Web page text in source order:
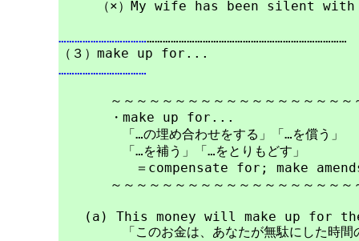
………………………………………………………………………………………………
……………………………
～～～～～～～～～～～～～～～～～～～
・make up for...
「…の埋め合わせをする」「…を償う」
「…を補う」「…をとりもどす」
＝compensate for; make
～～～～～～～～～～～～～～～～～～～
(a) This money will make up for
「このお金は、あなたが無駄にした時間の